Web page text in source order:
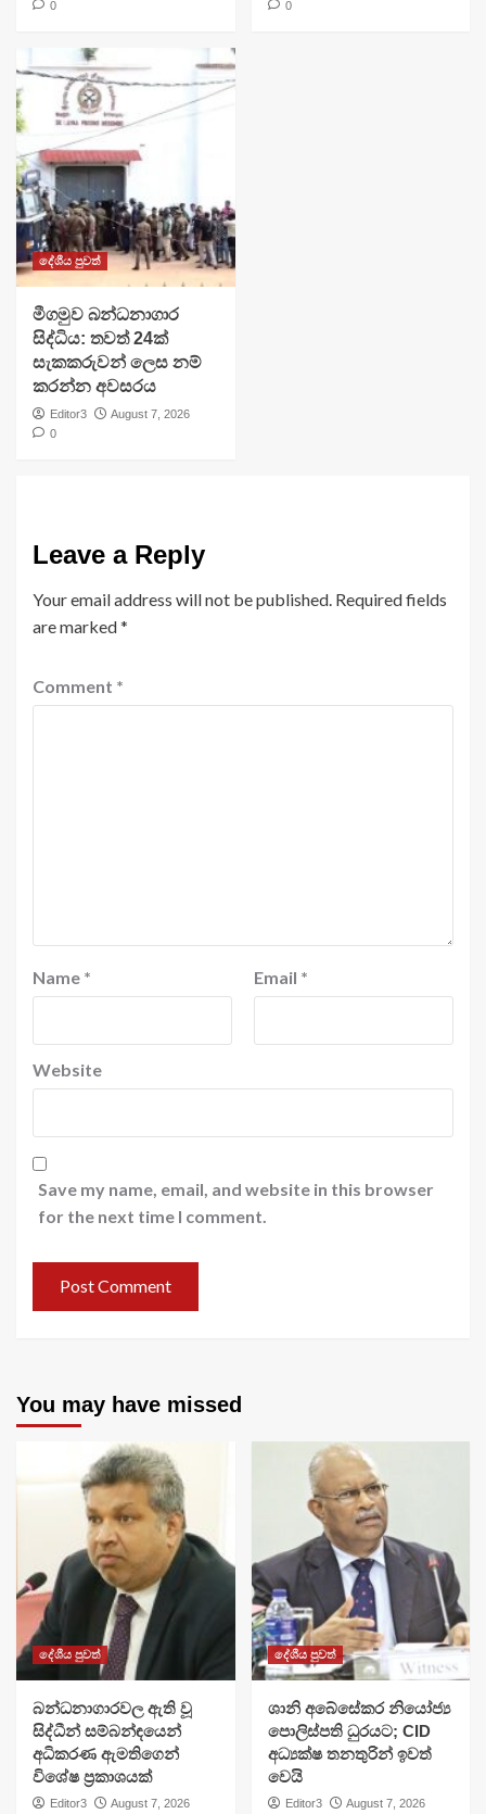
0 0
දේශීය පුවත්
මීගමුව බන්ධනාගාර
සිද්ධිය: තවත් 24ක්
සැකකරුවන් ලෙස නම්
කරන්න අවසරය
Editor3
August 7, 2026
0
Leave a Reply
Your email address will not be published. Required fields
are marked*
Comment *
Name * Email *
Website
Save my name, email, and website in this browser
for the next time I comment.
You may have missed
දේශීය පුවත්
බන්ධනාගාරවල ඇති වූ
සිද්ධීන් සම්බන්ඳයෙන්
අධිකරණ ඇමතිගෙන්
විශේෂ ප්‍රකාශයක්
Editor3
August 7, 2026
දේශීය පුවත්
ශානි අබේසේකර නියෝජ්‍ය
පොලිස්පති ධුරයට; CID
අධ්‍යක්ෂ තනතුරින් ඉවත්
වෙයි
Editor3
August 7, 2026